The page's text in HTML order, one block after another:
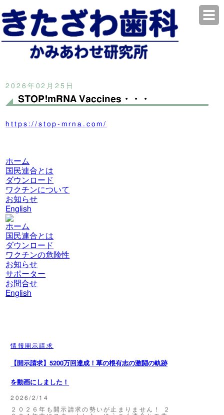
2026年02月25日
STOP!mRNA Vaccines・・・
https://stop-mrna.com/
ホーム
国民連合とは
ダウンロード
ワクチンについて
お知らせ
English
ホーム
国民連合とは
ダウンロード
ワクチンの危険性
お知らせ
サポーター
お問合せ
English
情報開示請求
【開示請求】5200万回達成！草の根有志の激闘の軌跡
を動画にしました！
2026/2/14
２０２６年も開示請求の勢いが止まりません！ ２